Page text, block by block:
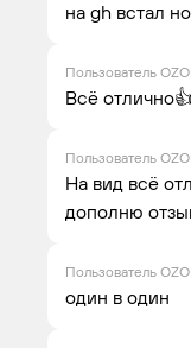
на gh встал
Пользователь
Всё отлично👍
Пользователь
На вид всё
дополню
Пользователь
один в один